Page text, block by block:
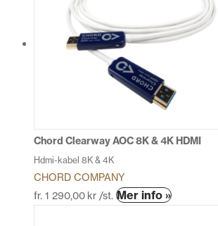
varianter.
De
kan
väljas
produktsidan
Chord Clearway AOC 8K & 4K HDMI
Hdmi-kabel 8K & 4K
CHORD COMPANY
fr. 1 290,00 kr /st. Mer info »Den